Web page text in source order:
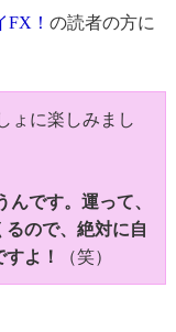
FX！ の読者の方に
ょに楽しみまし
です。運って、
ので、絶対に自
よ！
（笑）